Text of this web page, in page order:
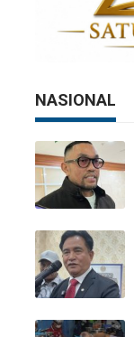
NASIONAL